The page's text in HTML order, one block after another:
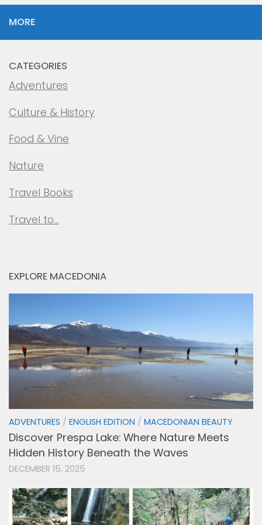
MORE
CATEGORIES
Adventures
Culture & History
Food & Vine
Nature
Travel Books
Travel to…
EXPLORE MACEDONIA
ADVENTURES / ENGLISH EDITION / MACEDONIAN BEAUTY
Discover Prespa Lake: Where Nature Meets
Hidden History Beneath the Waves
DECEMBER 15, 2025